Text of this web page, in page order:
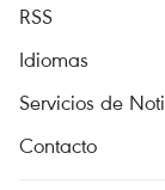
RSS
Idiomas
Servicios de
Contacto